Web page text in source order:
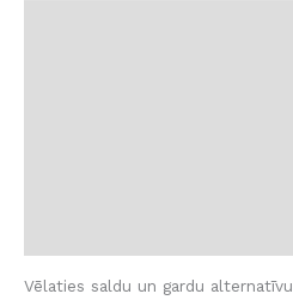
Vēlaties saldu un gardu